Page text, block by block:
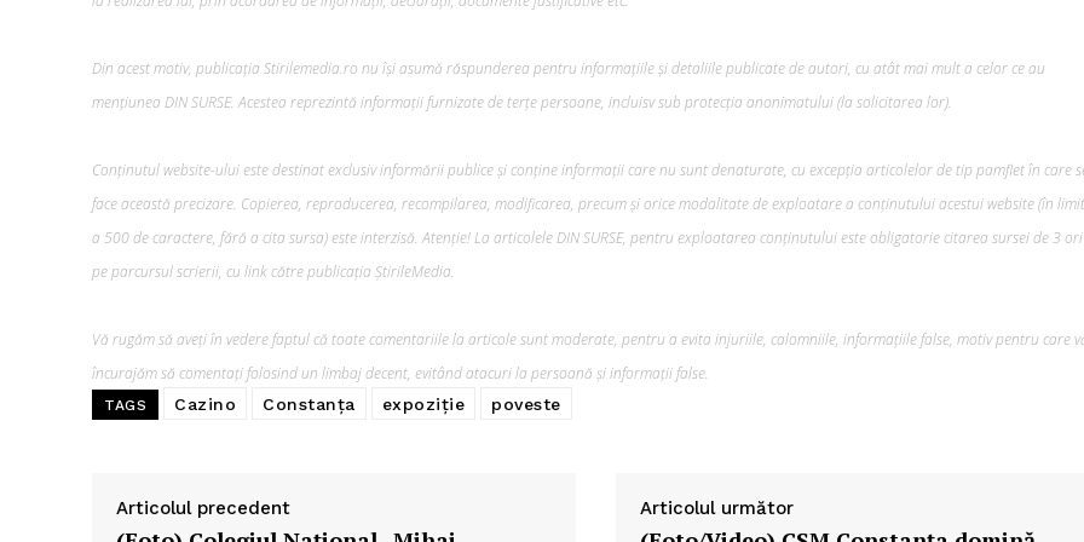
Din acest motiv, publicația Stirilemedia.ro nu își asumă răspunderea pentru informațiile și detaliile publicate de autori, cu atât mai mult a celor ce au
mențiunea DIN SURSE. Acestea reprezintă informații furnizate de terțe persoane, incluisv sub protecția anonimatului (la solicitarea lor).
Conținutul website-ului este destinat exclusiv informării publice și conține informații care nu sunt denaturate, cu excepția articolelor de tip pamflet în care
face această precizare. Copierea, reproducerea, recompilarea, modificarea, precum şi orice modalitate de exploatare a conținutului acestui website (în
a 500 de caractere, fără a cita sursa) este interzisă. Atenție! La articolele DIN SURSE, pentru exploatarea conținutului este obligatorie citarea sursei de 3 ori
pe parcursul scrierii, cu link către publicația ȘtirileMedia.
Vă rugăm să aveți în vedere faptul că toate comentariile la articole sunt moderate, pentru a evita injuriile, calomniile, informațiile false, motiv pentru care
încurajăm să comentați folosind un limbaj decent, evitând atacuri la persoană și informații false.
TAGS Cazino Constanța expoziție poveste
Articolul precedent Articolul următor